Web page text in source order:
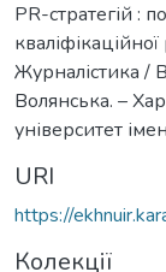
PR-стратегій :
Журналістика /
Волянська. –
університет
URI
https://
Колекції